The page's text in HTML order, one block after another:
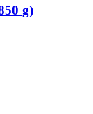
g)